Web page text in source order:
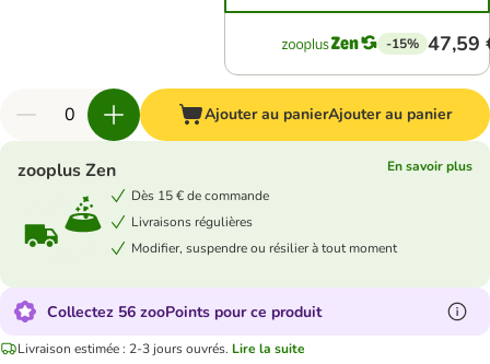
-15% 47,59
Ajouter au panierAjouter au panier
zooplus Zen
En savoir plus
Dès 15 € de commande
Livraisons régulières
Modifier, suspendre ou résilier à tout moment
Collectez 56 zooPoints pour ce produit
Livraison estimée : 2-3 jours ouvrés. Lire la suite